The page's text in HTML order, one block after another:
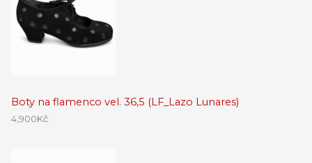
Boty na flamenco vel. 36,5 (LF_Lazo Lunares)
4,900Kč